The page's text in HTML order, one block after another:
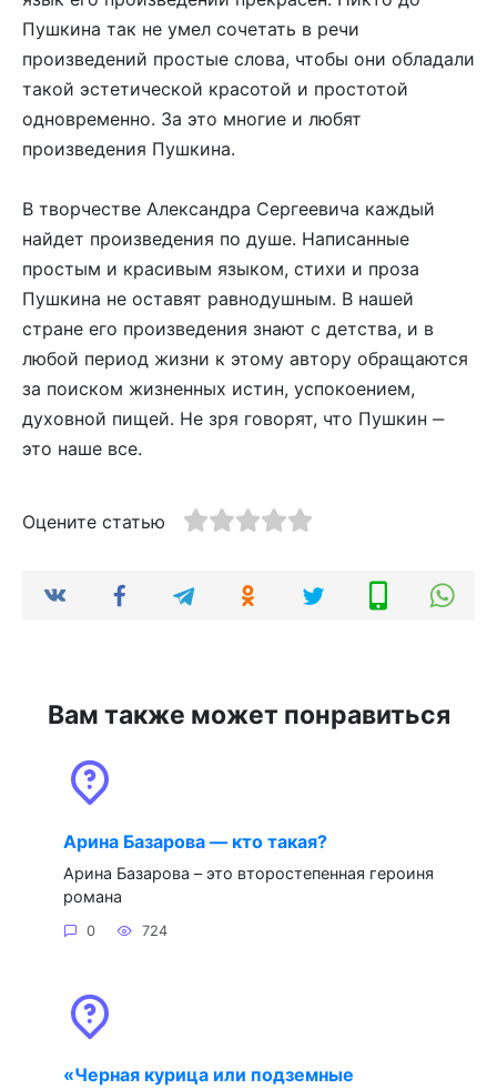
Пушкина так не умел сочетать в речи
произведений простые слова, чтобы они обладали
такой эстетической красотой и простотой
одновременно. За это многие и любят
произведения Пушкина.
В творчестве Александра Сергеевича каждый
найдет произведения по душе. Написанные
простым и красивым языком, стихи и проза
Пушкина не оставят равнодушным. В нашей
стране его произведения знают с детства, и в
любой период жизни к этому автору обращаются
за поиском жизненных истин, успокоением,
духовной пищей. Не зря говорят, что Пушкин ‒
это наше все.
Оцените статью
Вам также может понравиться
Арина Базарова — кто такая?
Арина Базарова – это второстепенная героиня
романа
0 724
«Черная курица или подземные